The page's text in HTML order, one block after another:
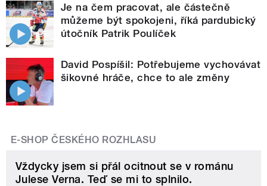
Je na čem pracovat, ale částečně
můžeme být spokojeni, říká pardubický
útočník Patrik Poulíček
David Pospíšil: Potřebujeme vychovávat
šikovné hráče, chce to ale změny
E-SHOP ČESKÉHO ROZHLASU
Vždycky jsem si přál ocitnout se v románu
Julese Verna. Teď se mi to splnilo.